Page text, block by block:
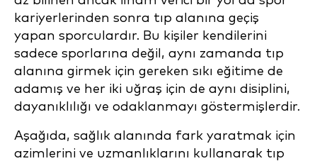
kariyerlerinden sonra tıp alanına geçiş
yapan sporculardır. Bu kişiler kendilerini
sadece sporlarına değil, aynı zamanda tıp
alanına girmek için gereken sıkı eğitime de
adamış ve her iki uğraş için de aynı disiplini,
dayanıklılığı ve odaklanmayı göstermişlerdir.
Aşağıda, sağlık alanında fark yaratmak için
azimlerini ve uzmanlıklarını kullanarak tıp